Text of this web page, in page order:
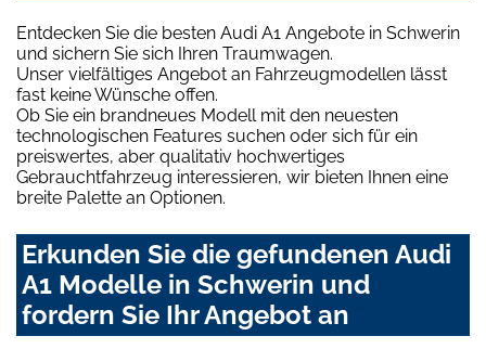
Entdecken Sie die besten Audi A1 Angebote in Schwerin
und sichern Sie sich Ihren Traumwagen.
Unser vielfältiges Angebot an Fahrzeugmodellen lässt
fast keine Wünsche offen.
Ob Sie ein brandneues Modell mit den neuesten
technologischen Features suchen oder sich für ein
preiswertes, aber qualitativ hochwertiges
Gebrauchtfahrzeug interessieren, wir bieten Ihnen eine
breite Palette an Optionen.
Erkunden Sie die gefundenen Audi
A1 Modelle in Schwerin und
fordern Sie Ihr Angebot an